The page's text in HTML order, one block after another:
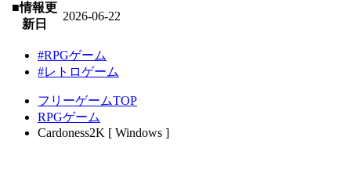
■情報更
新日
2026-06-22
#RPGゲーム
#レトロゲーム
フリーゲームTOP
RPGゲーム
Cardoness2K [ Windows ]